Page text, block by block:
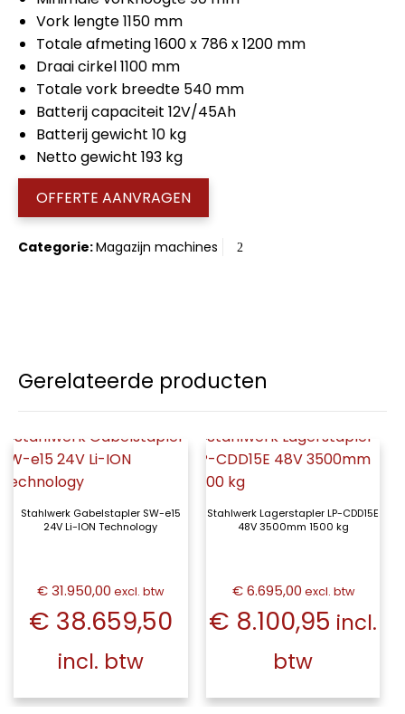
Vork lengte 1150 mm
Totale afmeting 1600 x 786 x 1200 mm
Draai cirkel 1100 mm
Totale vork breedte 540 mm
Batterij capaciteit 12V/45Ah
Batterij gewicht 10 kg
Netto gewicht 193 kg
OFFERTE AANVRAGEN
Categorie:Magazijn machines
Gerelateerde producten
Stahlwerk Gabelstapler SW-e15
24V Li-ION Technology
€ 31.950,00 excl. btw
€ 38.659,50
incl. btw
Stahlwerk Lagerstapler LP-CDD15E
48V 3500mm 1500 kg
€ 6.695,00 excl. btw
€ 8.100,95 incl.
btw